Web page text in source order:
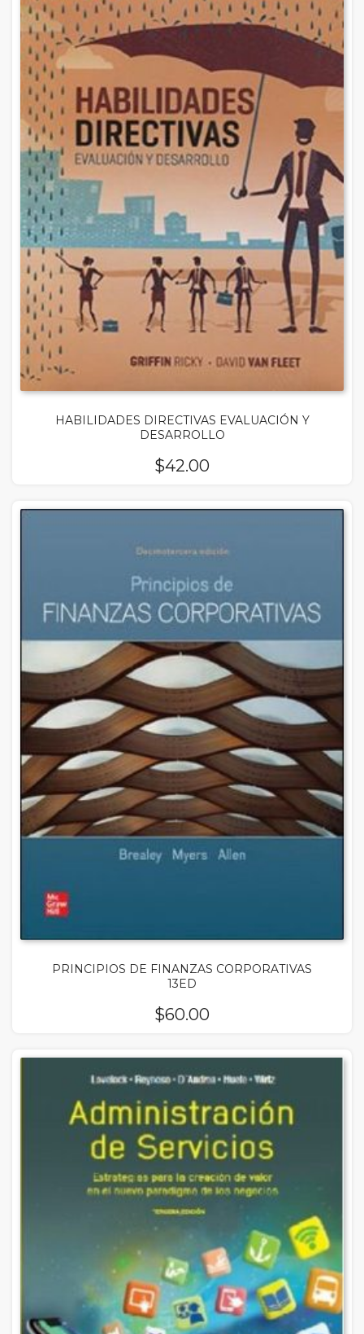
HABILIDADES DIRECTIVAS EVALUACIÓN Y
DESARROLLO
$42.00
PRINCIPIOS DE FINANZAS CORPORATIVAS
13ED
$60.00